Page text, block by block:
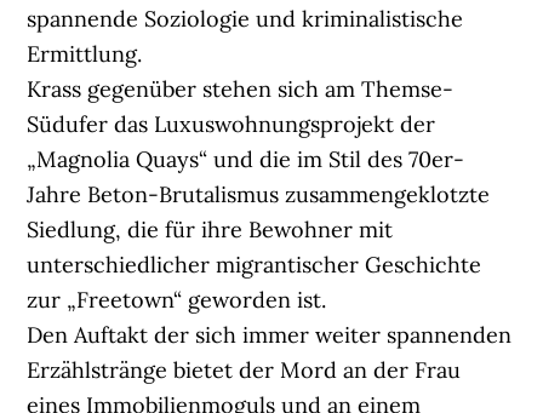
spannende Soziologie und kriminalistische
Ermittlung.
Krass gegenüber stehen sich am Themse-
Südufer das Luxuswohnungsprojekt der
„Magnolia Quays“ und die im Stil des 70er-
Jahre Beton-Brutalismus zusammengeklotzte
Siedlung, die für ihre Bewohner mit
unterschiedlicher migrantischer Geschichte
zur „Freetown“ geworden ist.
Den Auftakt der sich immer weiter spannenden
Erzählstränge bietet der Mord an der Frau
eines Immobilienmoguls und an einem